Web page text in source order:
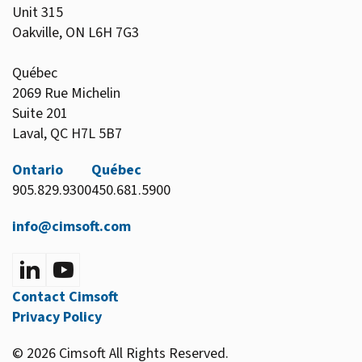
Unit 315
Oakville, ON L6H 7G3
Québec
2069 Rue Michelin
Suite 201
Laval, QC H7L 5B7
Ontario
905.829.9300
Québec
450.681.5900
info@cimsoft.com
Contact Cimsoft
Privacy Policy
© 2026 Cimsoft All Rights Reserved.